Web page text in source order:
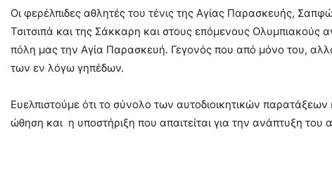
Οι φερέλπιδες αθλητές του τένις της Αγίας Παρασκευής,
Τσιτσιπά και της Σάκκαρη και στους επόμενους
πόλη μας την Αγία Παρασκευή. Γεγονός που από μόνο του,
των εν λόγω γηπέδων.
Ευελπιστούμε ότι το σύνολο των αυτοδιοικητικών
ώθηση και η υποστήριξη που απαιτείται για την ανάπτυξη του